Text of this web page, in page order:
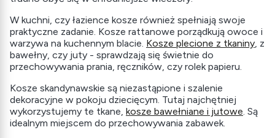
W kuchni, czy łazience kosze również spełniają swoje
praktyczne zadanie. Kosze rattanowe porządkują owoce i
warzywa na kuchennym blacie. Kosze plecione z tkaniny, z
bawełny, czy juty - sprawdzają się świetnie do
przechowywania prania, ręczników, czy rolek papieru.
Kosze skandynawskie są niezastąpione i szalenie
dekoracyjne w pokoju dziecięcym. Tutaj najchętniej
wykorzystujemy te tkane, kosze bawełniane i jutowe. Są
idealnym miejscem do przechowywania zabawek.